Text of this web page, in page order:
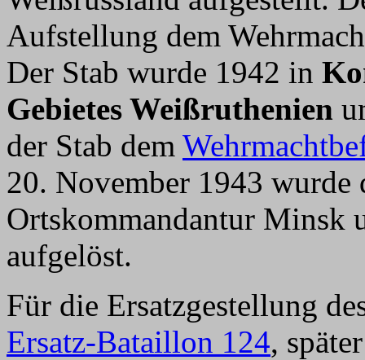
Aufstellung dem
Der Stab wurde 1942 in
Gebietes Weißruthenien
der Stab dem
20. November 1943 wurde
Ortskommandantur Minsk
aufgelöst.
Für die Ersatzgestellung
Ersatz-Bataillon 124,